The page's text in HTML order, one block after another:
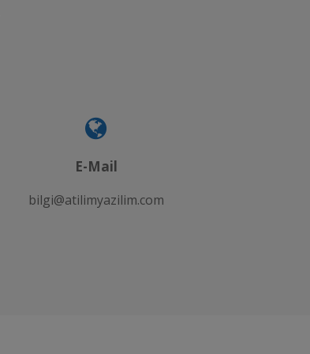
E-Mail
bilgi@atilimyazilim.com